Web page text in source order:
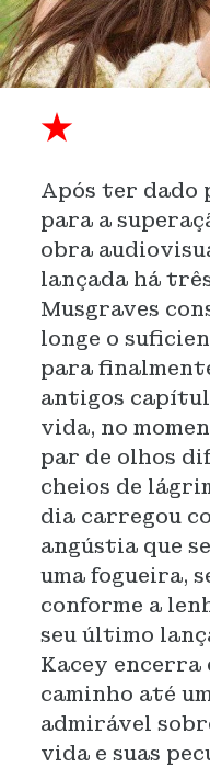
★
Após ter dado
para a
obra
lançada há
Musgraves
longe o
para
antigos
vida, no
par de olhos
cheios de
dia carregou
angústia que
uma fogueira,
conforme a
seu último
Kacey
caminho até
admirável
vida e suas